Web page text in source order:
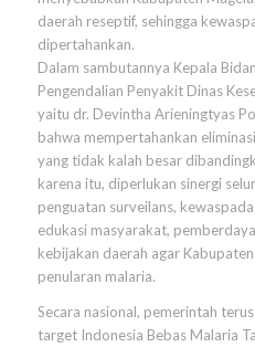
daerah reseptif, sehingga
dipertahankan.
Dalam sambutannya Kepala
Pengendalian Penyakit Dinas
yaitu dr. Devintha Arieningtyas
bahwa mempertahankan
yang tidak kalah besar
karena itu, diperlukan sinergi
penguatan surveilans,
edukasi masyarakat,
kebijakan daerah agar
penularan malaria.
Secara nasional, pemerintah
target Indonesia Bebas Malaria